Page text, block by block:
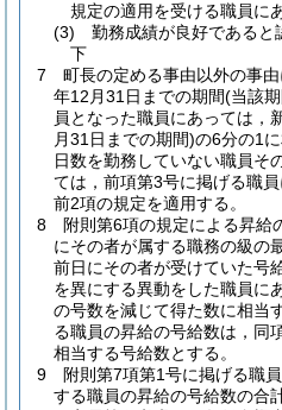
規定の適用を受ける職員に
(3)
勤務成績が良好である
下
7
町長の定める事由以外の事
年12月31日までの期間(当該
員となった職員にあっては，
月31日までの期間)の6分の1
日数を勤務していない職員そ
ては，前項第3号に掲げる職
前2項の規定を適用する。
8
附則第6項の規定による昇給
にその者が属する職務の級の
前日にその者が受けていた号
を異にする異動をした職員に
の号数を減じて得た数に相当
る職員の昇給の号給数は，同
相当する号給数とする。
9
附則第7項第1号に掲げる職
する職員の昇給の号給数の合